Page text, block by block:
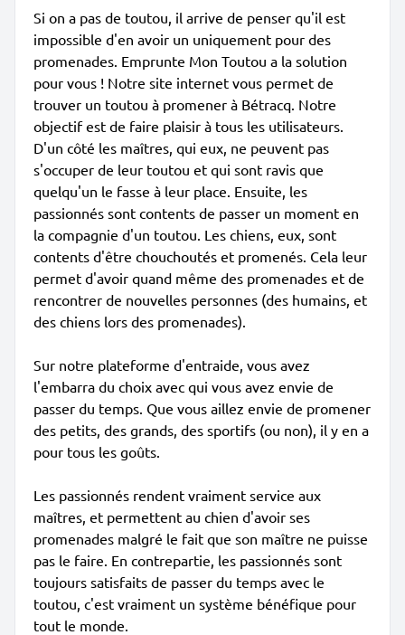
Si on a pas de toutou, il arrive de penser qu'il est
impossible d'en avoir un uniquement pour des
promenades. Emprunte Mon Toutou a la solution
pour vous ! Notre site internet vous permet de
trouver un toutou à promener à Bétracq. Notre
objectif est de faire plaisir à tous les utilisateurs.
D'un côté les maîtres, qui eux, ne peuvent pas
s'occuper de leur toutou et qui sont ravis que
quelqu'un le fasse à leur place. Ensuite, les
passionnés sont contents de passer un moment en
la compagnie d'un toutou. Les chiens, eux, sont
contents d'être chouchoutés et promenés. Cela leur
permet d'avoir quand même des promenades et de
rencontrer de nouvelles personnes (des humains, et
des chiens lors des promenades).
Sur notre plateforme d'entraide, vous avez
l'embarra du choix avec qui vous avez envie de
passer du temps. Que vous aillez envie de promener
des petits, des grands, des sportifs (ou non), il y en a
pour tous les goûts.
Les passionnés rendent vraiment service aux
maîtres, et permettent au chien d'avoir ses
promenades malgré le fait que son maître ne puisse
pas le faire. En contrepartie, les passionnés sont
toujours satisfaits de passer du temps avec le
toutou, c'est vraiment un système bénéfique pour
tout le monde.